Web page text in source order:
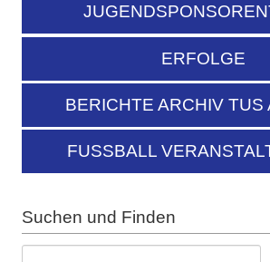
ERFOLGE
BERICHTE ARCHIV TUS
FUSSBALL
Suchen und Finden